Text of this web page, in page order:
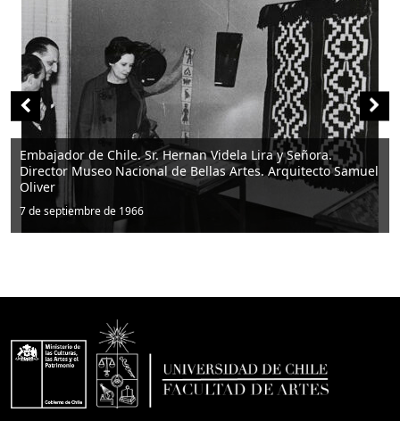
Director del Museo Arq. Samuel Oliver con George
7 de septiembre de 1966